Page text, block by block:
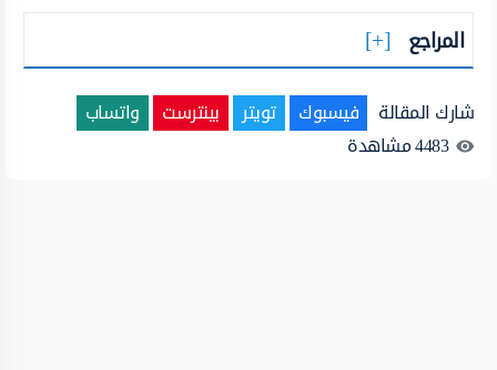
المراجع
شارك المقالة فيسبوك تويتر بينترست
واتساب
4483مشاهدة